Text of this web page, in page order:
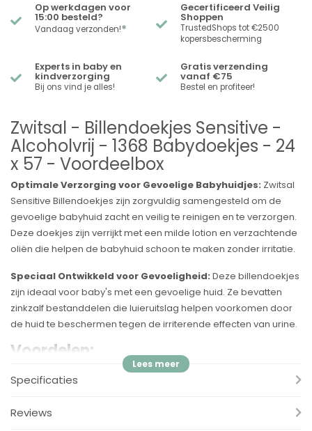
Op werkdagen voor
15:00 besteld?
Vandaag verzonden!*
Gecertificeerd Veilig
Shoppen
TrustedShops tot €2500
kopersbescherming
Experts in baby en
kindverzorging
Bij ons vind je alles!
Gratis verzending
vanaf €75
Bestel en profiteer!
Zwitsal - Billendoekjes Sensitive -
Alcoholvrij - 1368 Babydoekjes - 24
x 57 - Voordeelbox
Optimale Verzorging voor Gevoelige Babyhuidjes: Zwitsal
Sensitive Billendoekjes zijn zorgvuldig samengesteld om de
gevoelige babyhuid zacht en veilig te reinigen en te verzorgen.
Deze doekjes zijn verrijkt met een milde lotion en verzachtende
oliën die helpen de babyhuid schoon te maken zonder irritatie.
Speciaal Ontwikkeld voor Gevoeligheid: Deze billendoekjes
zijn ideaal voor baby's met een gevoelige huid. Ze bevatten
zinkzalf bestanddelen die luieruitslag helpen voorkomen door
de huid te beschermen tegen de irriterende effecten van urine.
Voordelen:
Milde Reiniging en Verzorging:Specifiek ontworpen voor
de gevoelige babyhuid, bieden deze doekjes een zachte
Specificaties
Reviews